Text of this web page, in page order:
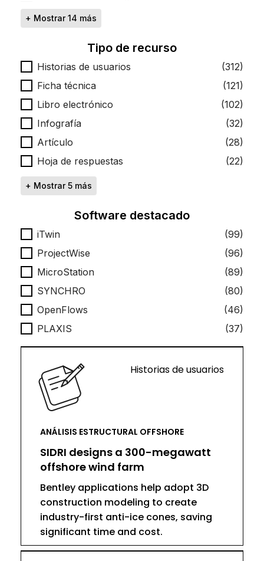
+ Mostrar 14 más
Tipo de recurso
Tipo de recurso
Historias de usuarios
(312)
Ficha técnica
(121)
Libro electrónico
(102)
Infografía
(32)
Artículo
(28)
Hoja de respuestas
(22)
+ Mostrar 5 más
Software destacado
Software destacado
iTwin
(99)
ProjectWise
(96)
MicroStation
(89)
SYNCHRO
(80)
OpenFlows
(46)
PLAXIS
(37)
Historias de usuarios
ANÁLISIS ESTRUCTURAL OFFSHORE
SIDRI designs a 300-megawatt
offshore wind farm
Bentley applications help adopt 3D
construction modeling to create
industry-first anti-ice cones, saving
significant time and cost.